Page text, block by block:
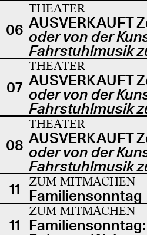
06
THEATER
AUSVERKAUFT
oder von der
Fahrstuhlmusik
07
THEATER
AUSVERKAUFT
oder von der
Fahrstuhlmusik
08
THEATER
AUSVERKAUFT
oder von der
Fahrstuhlmusik
11
ZUM MITMACHEN
Familiensonntag
11
ZUM MITMACHEN
Familiensonntag: